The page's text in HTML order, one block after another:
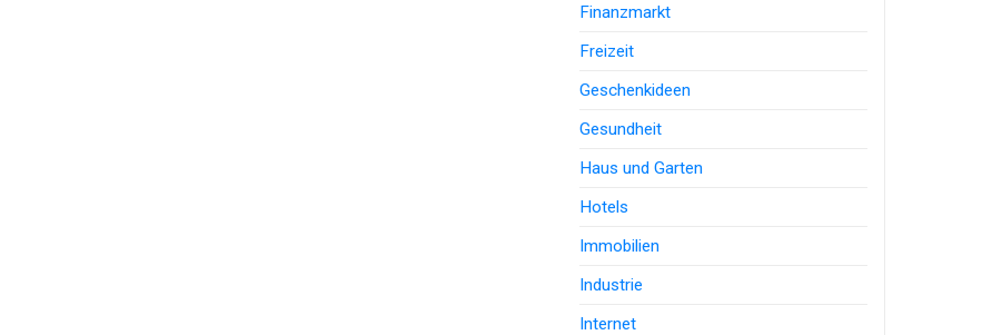
Finanzmarkt
Freizeit
Geschenkideen
Gesundheit
Haus und Garten
Hotels
Immobilien
Industrie
Internet